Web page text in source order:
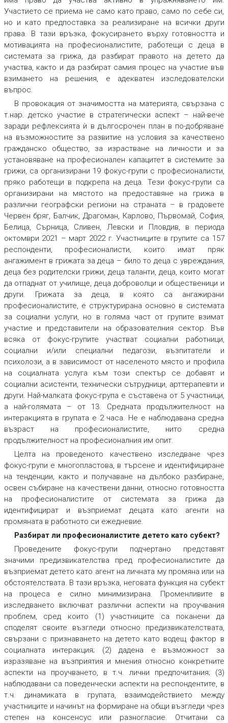
Участието се приема не само като право, само по себе си,
но и като предпоставка за реализиране на всички други
права. В тази връзка, фокусирането върху готовността и
мотивацията на професионалистите, работещи с деца в
системата за грижа, да разбират правото на детето да
участва, както и да разбират самия процес на участие във
взимането на решения, е адекватен изследователски
въпрос.
В провокация от значимостта на материята, свързана с
т.нар. детско участие в стратегически аспект – най-вече
заради рефлексията ѝ в дългосрочен план в по-добряване
на възможностите за развитие на условия за качествено
гражданско общество, за израстване на личности и за
установяване на професионален капацитет в системите за
грижи, са организирани 19 фокус-групи с професионалисти,
пряко работещи в подкрепа на деца. Тези фокус-групи са
организирани на мястото на предоставяне на грижа в
различни географски региони на страната – в градовете
Червен бряг, Балчик, Драгоман, Карлово, Първомай, София,
Белица, Сърница, Сливен, Левски и Пловдив, в периода
октомври 2021 – март 2022 г. Участниците в групите са 157
респонденти, професионалисти, които имат пряк
ангажимент в грижата за деца – било то деца с увреждания,
деца без родителски грижи, деца таланти, деца, които могат
да отпаднат от училище, деца доброволци и общественици и
други. Грижата за деца, в която са ангажирани
професионалистите, е структурирана основно в системата
за социални услуги, но в голяма част от групите взимат
участие и представители на образователния сектор. Във
всяка от фокус-групите участват социални работници,
социални и/или специални педагози, възпитатели и
психолози, а в зависимост от населеното място и профила
на социалната услуга към този спектър се добавят и
социални асистенти, технически сътрудници, арттерапевти и
други. Най-малката фокус-група е съставена от 5 участници,
а най-голямата – от 13. Средната продължителност на
интеракцията в групата е 2 часа. Не е наблюдавана средна
възраст на професионалистите, нито средна
продължителност на професионалния им опит.
Целта на проведеното качествено изследване чрез
фокус-групи е многопластова, в търсене и идентифициране
на тенденции, както и получаване на дълбоко разбиране,
освен събиране на качествени данни, относно готовността
на професионалистите от системата за грижа да
идентифицират и възприемат децата като агенти на
промяната в работното си ежедневие.
Разбират ли професионалистите детето като субект?
Проведените фокус-групи подчертано представят
значими предизвикателства пред професионалистите да
възприемат детето като агент на личната му промяна или на
обстоятелствата. В тази връзка, неговата функция на субект
на процеса е силно минимизирана. Променливите в
изследването включват различни аспекти на проучвания
проблем, сред които (1) участниците са поканени да
споделят своите възгледи относно предизвикателствата,
свързани с признаването на детето като водещ фактор в
социалната интеракция; (2) дадена е възможност за
изразяване на възприятия и мнения относно конкретните
аспекти на проучването, в т.ч. лични предпочитания; (3)
наблюдавани са поведенчески аспекти на респондентите, в
т.ч. динамиката в групата, взаимодействието между
участниците и начинът на формиране на общи възгледи чрез
степен на консенсус или разногласие. Отчитани са